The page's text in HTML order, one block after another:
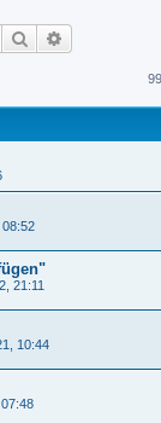
Suche
21:11
10:44